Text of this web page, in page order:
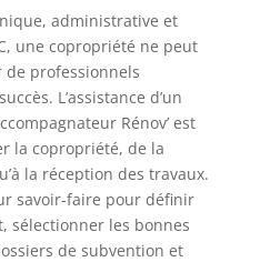
administrative et
une copropriété ne peut
de professionnels
L’assistance d’un
Rénov’ est
la copropriété, de la
la réception des travaux.
savoir-faire pour définir
sélectionner les bonnes
de subvention et